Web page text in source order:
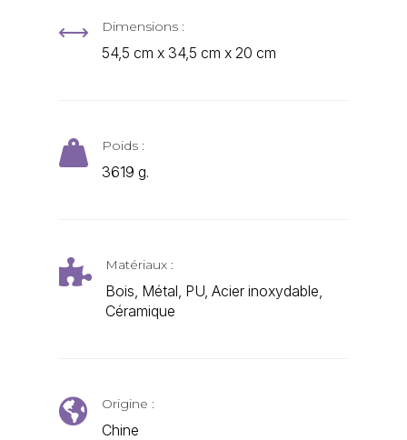
, Dimensions :
54,5 cm x 34,5 cm x 20 cm
 Poids :
3619 g.
 Matériaux :
Bois, Métal, PU, Acier inoxydable,
Céramique
 Origine :
Chine